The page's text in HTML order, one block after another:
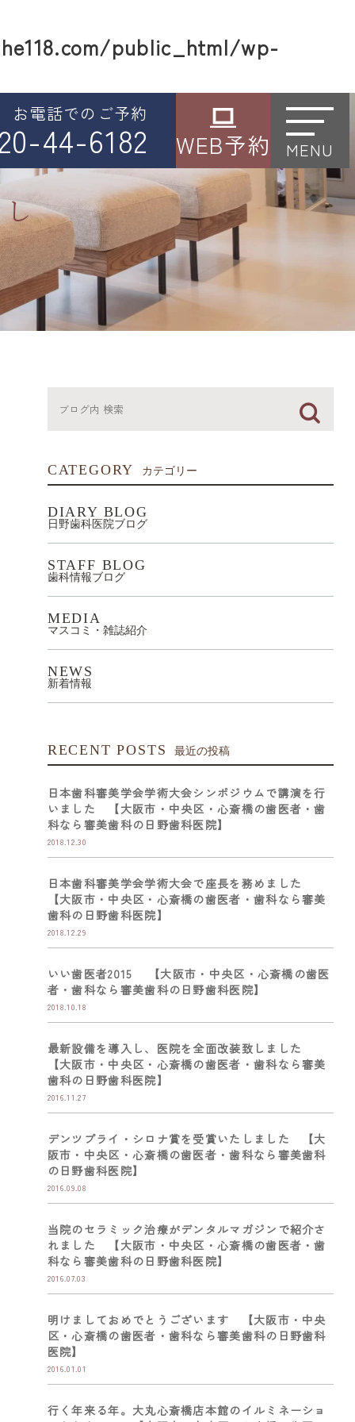
public_html/wp-
お電話でのご予約
44-6182 WEB予約 MENU
し
CATEGORY カテゴリー
DIARY BLOG
日野歯科医院ブログ
STAFF BLOG
歯科情報ブログ
MEDIA
マスコミ・雑誌紹介
NEWS
新着情報
RECENT POSTS 最近の投稿
日本歯科審美学会学術大会シンポジウムで講演を行
いました 【大阪市・中央区・心斎橋の歯医者・歯
科なら審美歯科の日野歯科医院】
2018.12.30
日本歯科審美学会学術大会で座長を務めました
【大阪市・中央区・心斎橋の歯医者・歯科なら審美
歯科の日野歯科医院】
2018.12.29
いい歯医者2015 【大阪市・中央区・心斎橋の歯医
者・歯科なら審美歯科の日野歯科医院】
2018.10.18
最新設備を導入し、医院を全面改装致しました
【大阪市・中央区・心斎橋の歯医者・歯科なら審美
歯科の日野歯科医院】
2016.11.27
デンツプライ・シロナ賞を受賞いたしました 【大
阪市・中央区・心斎橋の歯医者・歯科なら審美歯科
の日野歯科医院】
2016.09.08
当院のセラミック治療がデンタルマガジンで紹介さ
れました 【大阪市・中央区・心斎橋の歯医者・歯
科なら審美歯科の日野歯科医院】
2016.07.03
明けましておめでとうございます 【大阪市・中央
区・心斎橋の歯医者・歯科なら審美歯科の日野歯科
医院】
2016.01.01
行く年来る年。大丸心斎橋店本館のイルミネーショ